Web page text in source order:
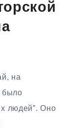
на
было
людей”. Оно